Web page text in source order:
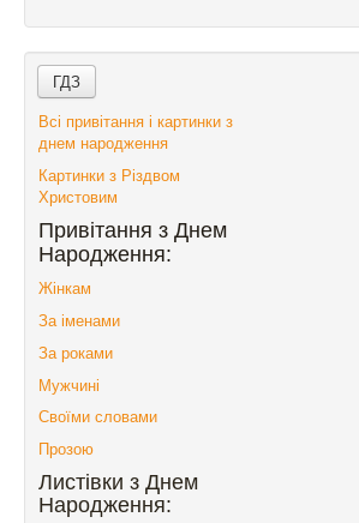
Всі привітання і картинки з
днем народження
Картинки з Різдвом
Христовим
Привітання з Днем
Народження:
Жінкам
За іменами
За роками
Мужчині
Своїми словами
Прозою
Листівки з Днем
Народження: